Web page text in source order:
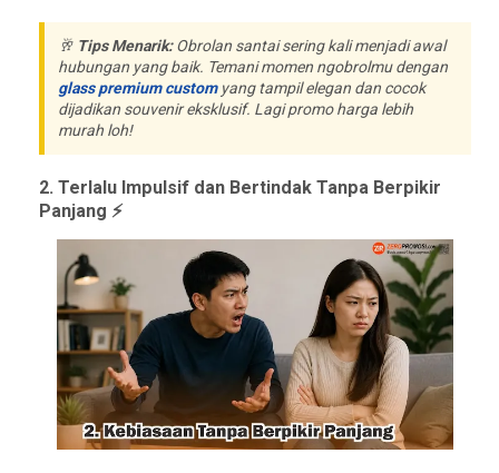
🥂 Tips Menarik:Obrolan santai sering kali menjadi awal
hubungan yang baik. Temani momen ngobrolmu dengan
glass premium customyang tampil elegan dan cocok
dijadikan souvenir eksklusif. Lagi promo harga lebih
murah loh!
2. Terlalu Impulsif dan Bertindak Tanpa Berpikir
Panjang ⚡